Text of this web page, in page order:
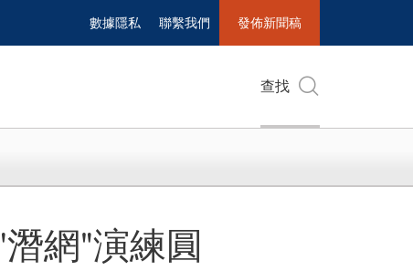
數據隱私 聯繫我們 發佈新聞稿
查找
網"演練圓